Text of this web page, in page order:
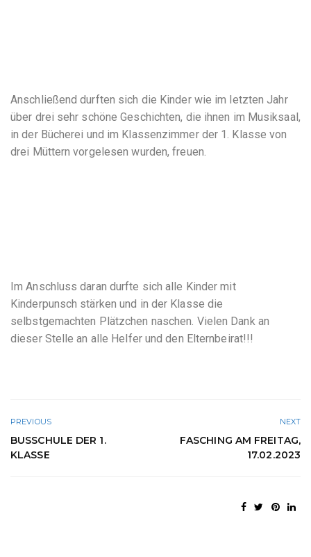
Anschließend durften sich die Kinder wie im letzten Jahr
über drei sehr schöne Geschichten, die ihnen im Musiksaal,
in der Bücherei und im Klassenzimmer der 1. Klasse von
drei Müttern vorgelesen wurden, freuen.
Im Anschluss daran durfte sich alle Kinder mit
Kinderpunsch stärken und in der Klasse die
selbstgemachten Plätzchen naschen. Vielen Dank an
dieser Stelle an alle Helfer und den Elternbeirat!!!
PREVIOUS
BUSSCHULE DER 1.
KLASSE
NEXT
FASCHING AM FREITAG,
17.02.2023